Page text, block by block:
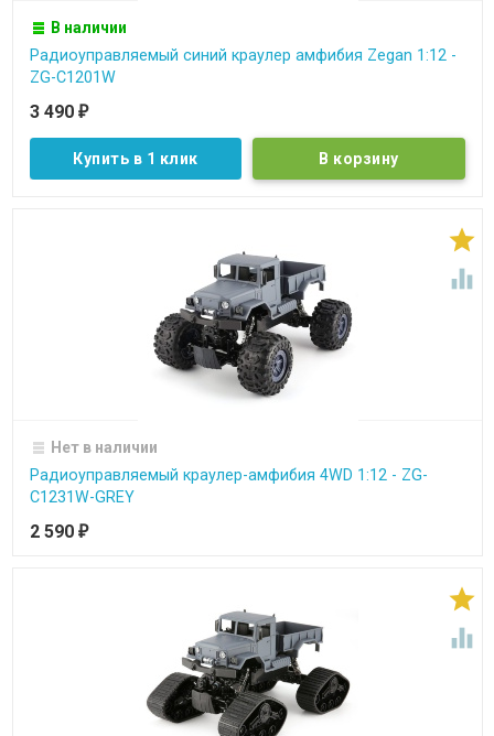
В наличии
Радиоуправляемый синий краулер амфибия Zegan 1:12 -
ZG-C1201W
3 490 ₽
Купить в 1 клик


Нет в наличии
Радиоуправляемый краулер-амфибия 4WD 1:12 - ZG-
C1231W-GREY
2 590 ₽

